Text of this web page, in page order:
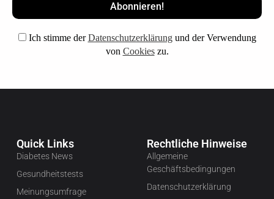
Ich stimme derDatenschutzerklärungund der Verwendung
von Cookieszu.
Quick Links
Diabetes News
Gesundheitstests
Meinungsumfrage
Rechtliche Hinweise
Allgemeine
Geschäftsbedingungen
Datenschutzerklärung